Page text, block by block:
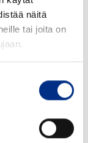
näitä
tai joita on
67
2916